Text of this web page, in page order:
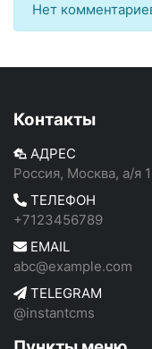
Нет
Контакты
АДРЕС
Россия, Москва, а/я
ТЕЛЕФОН
+7123456789
EMAIL
abc@example.com
TELEGRAM
@instantcms